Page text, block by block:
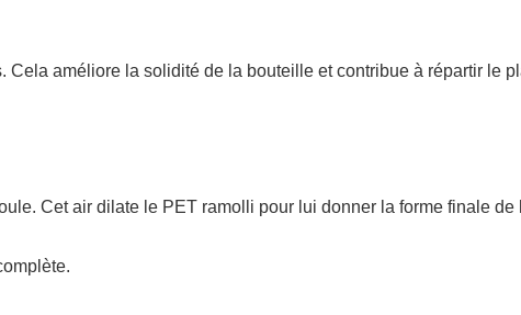
Cela améliore la solidité de la bouteille et contribue à répartir le
Cet air dilate le PET ramolli pour lui donner la forme finale de